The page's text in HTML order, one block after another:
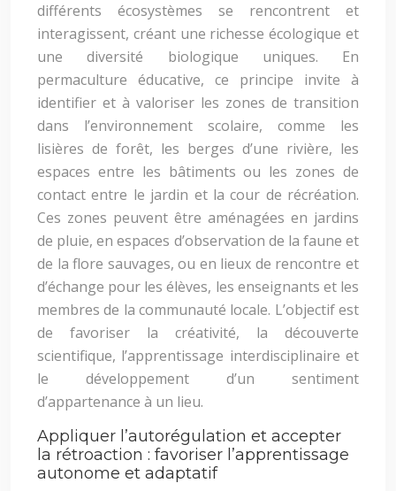
différents écosystèmes se rencontrent et
interagissent, créant une richesse écologique et
une diversité biologique uniques. En
permaculture éducative, ce principe invite à
identifier et à valoriser les zones de transition
dans l’environnement scolaire, comme les
lisières de forêt, les berges d’une rivière, les
espaces entre les bâtiments ou les zones de
contact entre le jardin et la cour de récréation.
Ces zones peuvent être aménagées en jardins
de pluie, en espaces d’observation de la faune et
de la flore sauvages, ou en lieux de rencontre et
d’échange pour les élèves, les enseignants et les
membres de la communauté locale. L’objectif est
de favoriser la créativité, la découverte
scientifique, l’apprentissage interdisciplinaire et
le développement d’un sentiment
d’appartenance à un lieu.
Appliquer l’autorégulation et accepter
la rétroaction : favoriser l’apprentissage
autonome et adaptatif